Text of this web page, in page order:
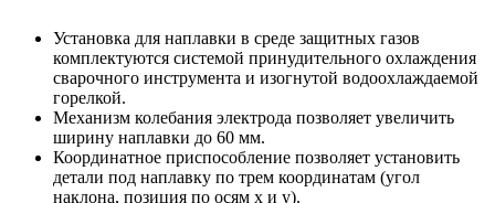
Установка для наплавки в среде защитных газов
комплектуются системой принудительного охлаждения
сварочного инструмента и изогнутой водоохлаждаемой
горелкой.
Механизм колебания электрода позволяет увеличить
ширину наплавки до 60 мм.
Координатное приспособление позволяет установить
детали под наплавку по трем координатам (угол
наклона, позиция по осям x и y).